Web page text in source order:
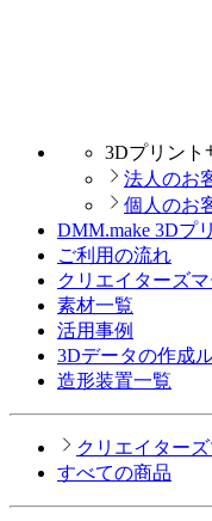
3Dプリント
法人のお
個人のお
DMM.make 3Dプ
ご利用の流れ
クリエイターズ
素材一覧
活用事例
3Dデータの作成
造形装置一覧
クリエイター
すべての商品